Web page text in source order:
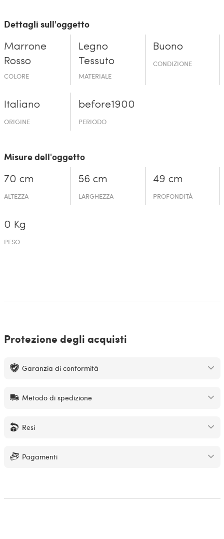
Dettagli sull'oggetto
Marrone
Rosso
COLORE
Legno
Tessuto
MATERIALE
Buono
CONDIZIONE
Italiano
ORIGINE
before19­00
PERIODO
Misure dell'oggetto
70 cm
ALTEZZA
56 cm
LARGHEZZA
49 cm
PROFONDITÀ
0 Kg
PESO
Protezione degli acquisti
Garanzia di conformità
Metodo di spedizione
Resi
Pagamenti